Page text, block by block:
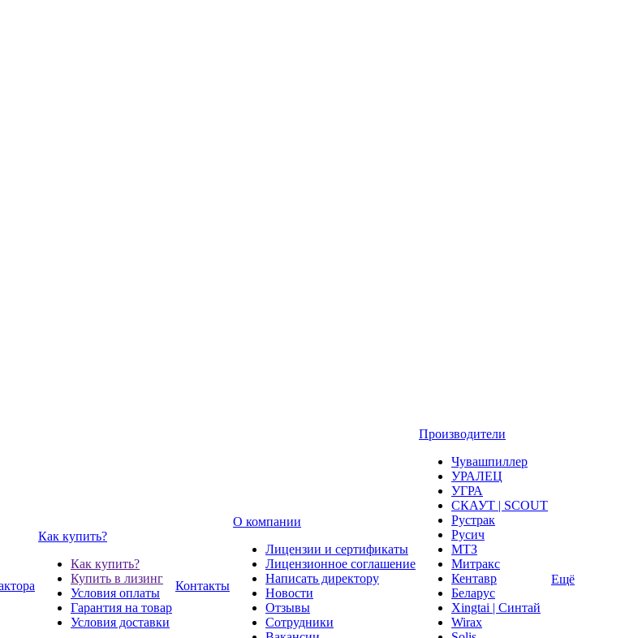
Как купить?
Как купить?
Купить в лизинг
Условия оплаты
Гарантия на товар
Условия доставки
Контакты
О компании
Лицензии и сертификаты
Лицензионное соглашение
Написать директору
Новости
Отзывы
Сотрудники
Производители
Чувашпиллер
УРАЛЕЦ
УГРА
СКАУТ | SCOUT
Рустрак
Русич
МТЗ
Митракс
Кентавр
Беларус
Xingtai | Синтай
Wirax
Ещё